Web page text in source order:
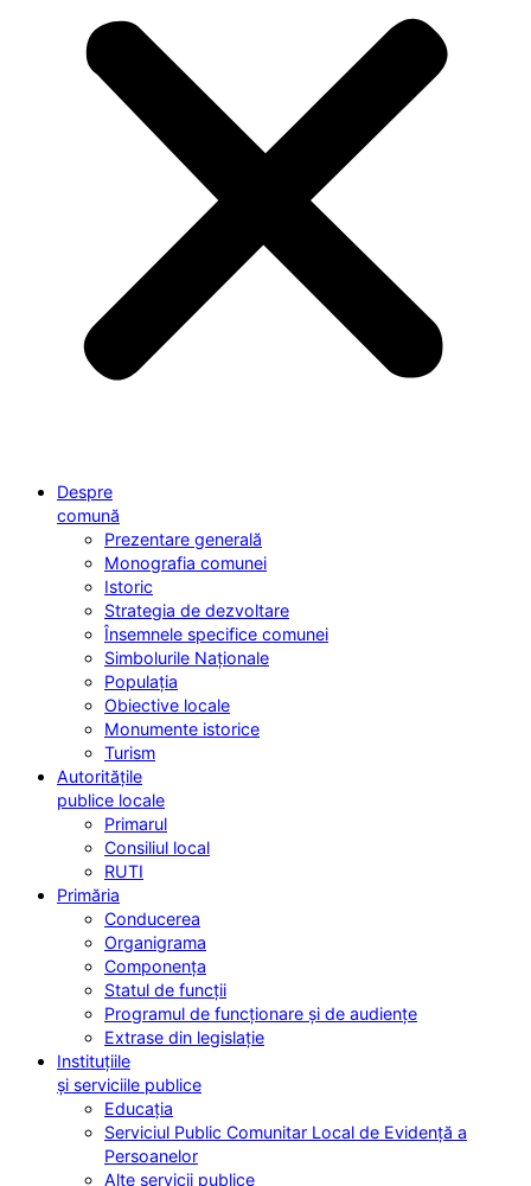
Despre
comună
Prezentare generală
Monografia comunei
Istoric
Strategia de dezvoltare
Însemnele specifice comunei
Simbolurile Naționale
Populația
Obiective locale
Monumente istorice
Turism
Autoritățile
publice locale
Primarul
Consiliul local
RUTI
Primăria
Conducerea
Organigrama
Componența
Statul de funcții
Programul de funcționare și de audiențe
Extrase din legislație
Instituțiile
și serviciile publice
Educația
Serviciul Public Comunitar Local de Evidență a
Persoanelor
Alte servicii publice